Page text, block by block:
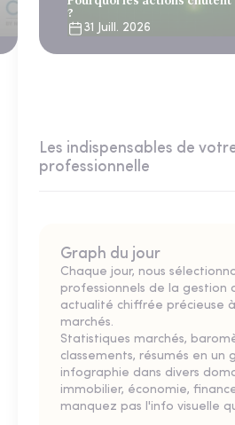
?
31 Juill. 2026
Les indispensables de
professionnelle
Graph du jour
Chaque jour, nous
professionnels de la gestion
actualité chiffrée précieuse
marchés.
Statistiques marchés,
classements, résumés en un
infographie dans divers
immobilier, économie,
manquez pas l'info visuelle